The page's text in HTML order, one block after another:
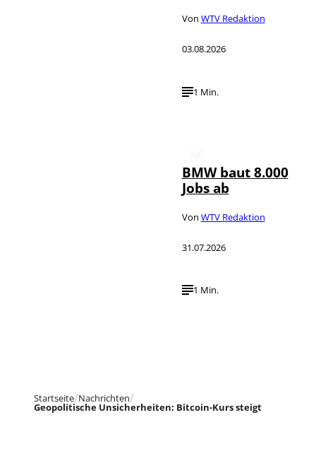
Von WTV Redaktion
03.08.2026
1 Min.
BMW baut 8.000
Jobs ab
Von WTV Redaktion
31.07.2026
1 Min.
Startseite Nachrichten
Geopolitische Unsicherheiten: Bitcoin-Kurs steigt